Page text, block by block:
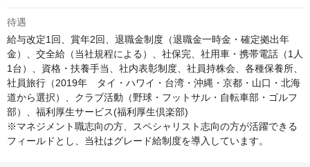
待遇
給与改定1回、賞年2回、退職金制度（退職金一時金・確定拠出年
金）、交全給（当社規程による）、社保完、社用車・携帯電話（1人
1台）、資格・扶養手当、社内表彰制度、社員持株会、各種保養所、
社員旅行（2019年　タイ・ハワイ・台湾・沖縄・京都・山口・北海
道から選択）、クラブ活動（野球・フットサル・自転車部・ゴルフ
部）、福利厚生サービス(福利厚生倶楽部)
※マネジメント職志向の方、スペシャリスト志向の方が活躍できる
フィールドとし、当社はグレード給制度を導入しています。